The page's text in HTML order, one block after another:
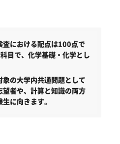
査における配点は100点で
目で、化学基礎・化学とし
の大学内共通問題として
者や、計算と知識の両方
に向きます。